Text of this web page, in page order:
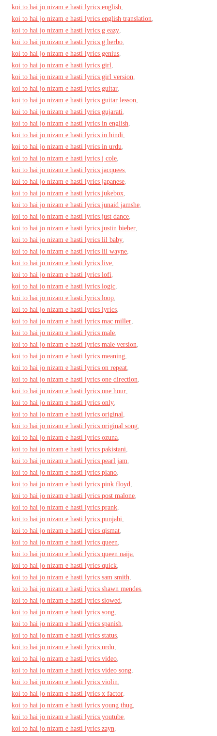
koi to hai jo nizam e hasti lyrics english,
koi to hai jo nizam e hasti lyrics english translation,
koi to hai jo nizam e hasti lyrics g eazy,
koi to hai jo nizam e hasti lyrics g herbo,
koi to hai jo nizam e hasti lyrics genius,
koi to hai jo nizam e hasti lyrics girl,
koi to hai jo nizam e hasti lyrics girl version,
koi to hai jo nizam e hasti lyrics guitar,
koi to hai jo nizam e hasti lyrics guitar lesson,
koi to hai jo nizam e hasti lyrics gujarati,
koi to hai jo nizam e hasti lyrics in english,
koi to hai jo nizam e hasti lyrics in hindi,
koi to hai jo nizam e hasti lyrics in urdu,
koi to hai jo nizam e hasti lyrics j cole,
koi to hai jo nizam e hasti lyrics jacquees,
koi to hai jo nizam e hasti lyrics japanese,
koi to hai jo nizam e hasti lyrics jukebox,
koi to hai jo nizam e hasti lyrics junaid jamshe,
koi to hai jo nizam e hasti lyrics just dance,
koi to hai jo nizam e hasti lyrics justin bieber,
koi to hai jo nizam e hasti lyrics lil baby,
koi to hai jo nizam e hasti lyrics lil wayne,
koi to hai jo nizam e hasti lyrics live,
koi to hai jo nizam e hasti lyrics lofi,
koi to hai jo nizam e hasti lyrics logic,
koi to hai jo nizam e hasti lyrics loop,
koi to hai jo nizam e hasti lyrics lyrics,
koi to hai jo nizam e hasti lyrics mac miller,
koi to hai jo nizam e hasti lyrics male,
koi to hai jo nizam e hasti lyrics male version,
koi to hai jo nizam e hasti lyrics meaning,
koi to hai jo nizam e hasti lyrics on repeat,
koi to hai jo nizam e hasti lyrics one direction,
koi to hai jo nizam e hasti lyrics one hour,
koi to hai jo nizam e hasti lyrics only,
koi to hai jo nizam e hasti lyrics original,
koi to hai jo nizam e hasti lyrics original song,
koi to hai jo nizam e hasti lyrics ozuna,
koi to hai jo nizam e hasti lyrics pakistani,
koi to hai jo nizam e hasti lyrics pearl jam,
koi to hai jo nizam e hasti lyrics piano,
koi to hai jo nizam e hasti lyrics pink floyd,
koi to hai jo nizam e hasti lyrics post malone,
koi to hai jo nizam e hasti lyrics prank,
koi to hai jo nizam e hasti lyrics punjabi,
koi to hai jo nizam e hasti lyrics qismat,
koi to hai jo nizam e hasti lyrics queen,
koi to hai jo nizam e hasti lyrics queen naija,
koi to hai jo nizam e hasti lyrics quick,
koi to hai jo nizam e hasti lyrics sam smith,
koi to hai jo nizam e hasti lyrics shawn mendes,
koi to hai jo nizam e hasti lyrics slowed,
koi to hai jo nizam e hasti lyrics song,
koi to hai jo nizam e hasti lyrics spanish,
koi to hai jo nizam e hasti lyrics status,
koi to hai jo nizam e hasti lyrics urdu,
koi to hai jo nizam e hasti lyrics video,
koi to hai jo nizam e hasti lyrics video song,
koi to hai jo nizam e hasti lyrics violin,
koi to hai jo nizam e hasti lyrics x factor,
koi to hai jo nizam e hasti lyrics young thug,
koi to hai jo nizam e hasti lyrics youtube,
koi to hai jo nizam e hasti lyrics zayn,